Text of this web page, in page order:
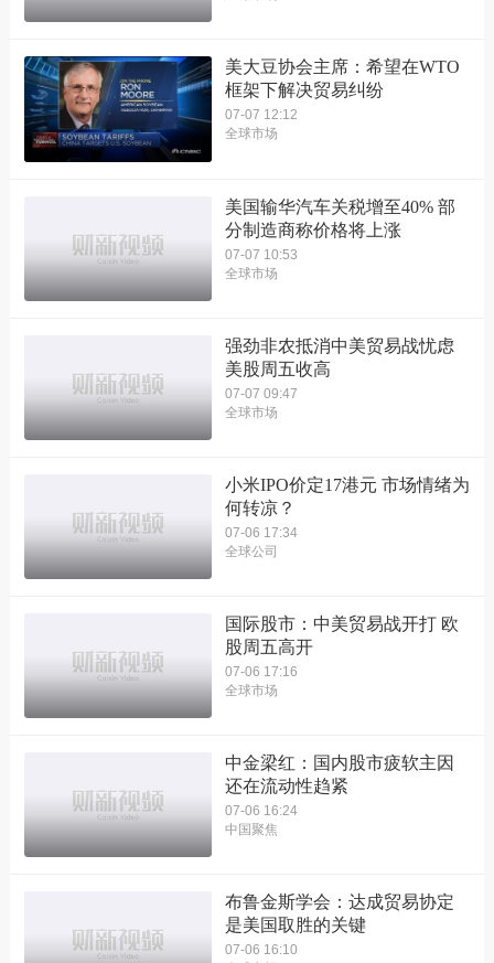
美大豆协会主席：希望在WTO
框架下解决贸易纠纷
07-07 12:12
全球市场
美国输华汽车关税增至40% 部
分制造商称价格将上涨
07-07 10:53
全球市场
强劲非农抵消中美贸易战忧虑
美股周五收高
07-07 09:47
全球市场
小米IPO价定17港元 市场情绪为
何转凉？
07-06 17:34
全球公司
国际股市：中美贸易战开打 欧
股周五高开
07-06 17:16
全球市场
中金梁红：国内股市疲软主因
还在流动性趋紧
07-06 16:24
中国聚焦
布鲁金斯学会：达成贸易协定
是美国取胜的关键
07-06 16:10